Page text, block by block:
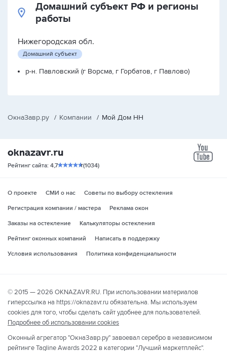
Домашний субъект РФ и регионы
работы
Нижегородская обл.
Домашний субъект
р-н. Павловский (г Ворсма, г Горбатов, г Павлово)
ОкнаЗавр.ру / Компании / Мой Дом НН
Рейтинг сайта: 4,7 (1034)
О проекте СМИ о нас
Советы по выбору остекления
Регистрация компании / мастера
Реклама окон
Заказы на остекление
Калькуляторы остекления
Рейтинг оконных компаний
Написать в поддержку
Условия использования
Политика конфиденциальности
© 2015 — 2026 OKNAZAVR.RU. При использовании материалов
гиперссылка на https://oknazavr.ru обязательна. Мы используем
cookies для того, чтобы сделать сайт удобнее для пользователей.
Подробнее об использовании cookies
Оконный агрегатор "ОкнаЗавр.ру" завоевал серебро в независимом
рейтинге Tagline Awards 2022 в категории "Лучший маркетплейс".